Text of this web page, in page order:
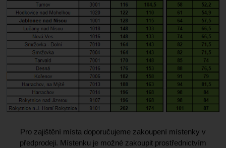
Pro zajištění místa doporučujeme zakoupení místenky v
předprodeji. Místenku je možné zakoupit prostřednictvím